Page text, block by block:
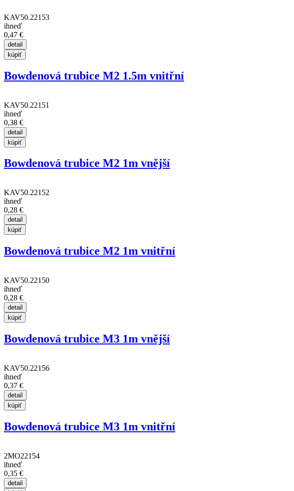
KAV50.22153
ihneď
0,47 €
Bowdenová trubice M2 1.5m vnitřní
KAV50.22151
ihneď
0,38 €
Bowdenová trubice M2 1m vnější
KAV50.22152
ihneď
0,28 €
Bowdenová trubice M2 1m vnitřní
KAV50.22150
ihneď
0,28 €
Bowdenová trubice M3 1m vnější
KAV50.22156
ihneď
0,37 €
Bowdenová trubice M3 1m vnitřní
2MO22154
ihneď
0,35 €